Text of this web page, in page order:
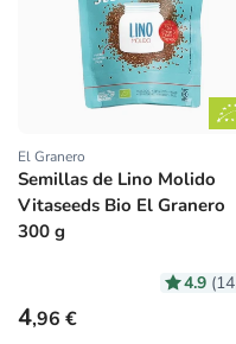
Proveedor:
El Granero
Semillas de Lino Molido
Vitaseeds Bio El Granero
300 g
4.9 (14
Precio habitual
4,96 €